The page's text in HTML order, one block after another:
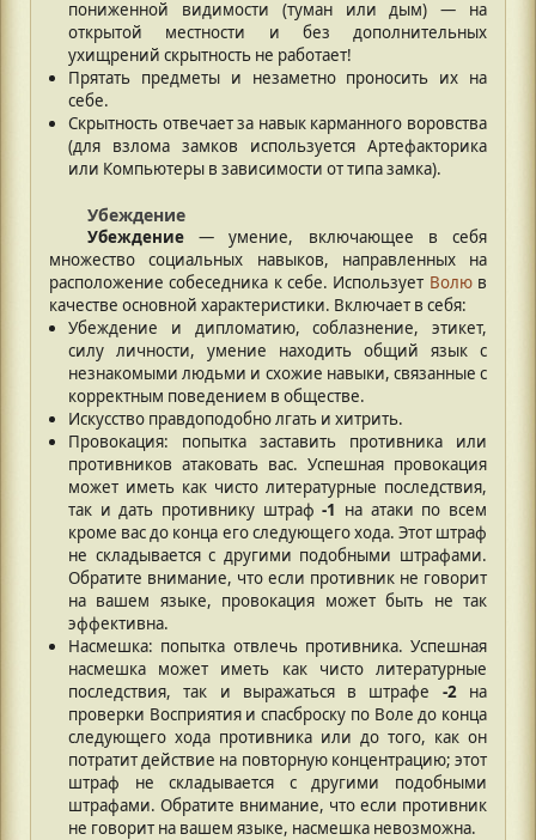
пониженной видимости (туман или дым) — на
открытой местности и без дополнительных
ухищрений скрытность не работает!
Прятать предметы и незаметно проносить их на
себе.
Скрытность отвечает за навык карманного воровства
(для взлома замков используется Артефакторика
или Компьютеры в зависимости от типа замка).
Убеждение
Убеждение — умение, включающее в себя
множество социальных навыков, направленных на
расположение собеседника к себе. Использует Волюв
качестве основной характеристики. Включает в себя:
Убеждение и дипломатию, соблазнение, этикет,
силу личности, умение находить общий язык с
незнакомыми людьми и схожие навыки, связанные с
корректным поведением в обществе.
Искусство правдоподобно лгать и хитрить.
Провокация: попытка заставить противника или
противников атаковать вас. Успешная провокация
может иметь как чисто литературные последствия,
так и дать противнику штраф-1 на атаки по всем
кроме вас до конца его следующего хода. Этот штраф
не складывается с другими подобными штрафами.
Обратите внимание, что если противник не говорит
на вашем языке, провокация может быть не так
эффективна.
Насмешка: попытка отвлечь противника. Успешная
насмешка может иметь как чисто литературные
последствия, так и выражаться в штрафе -2на
проверки Восприятия и спасброску по Воле до конца
следующего хода противника или до того, как он
потратит действие на повторную концентрацию; этот
штраф не складывается с другими подобными
штрафами. Обратите внимание, что если противник
не говорит на вашем языке, насмешка невозможна.